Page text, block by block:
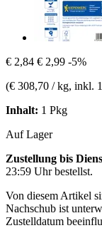
€ 2,84 € 2,99 -5%
(€ 308,70 / kg, inkl.
Inhalt: 1 Pkg
Auf Lager
Zustellung bis
23:59 Uhrbestellst.
Von diesem Artikel
Nachschub ist
Zustelldatum